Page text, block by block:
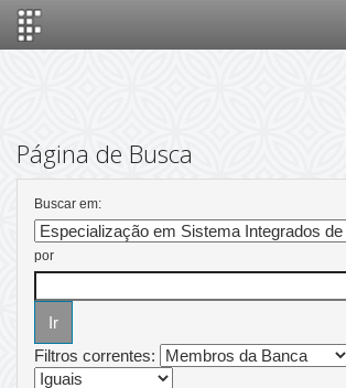
Página de Busca
Buscar em:
por
Filtros correntes: